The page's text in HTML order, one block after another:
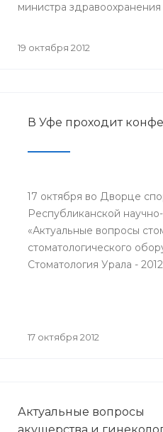
министра
научно-практическая
гинекологического
19 октября 2012
В Уфе проходит
17 октября во Дворце
Республиканской
«Актуальные вопросы
стоматологического
Стоматология Урала -
17 октября 2012
Актуальные вопросы